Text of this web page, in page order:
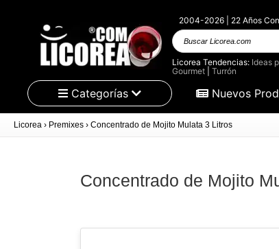
2004-2026 | 22 Años
Buscar
Licorea.com
Licorea Tendencias: Ideas
Gourmet| Turrón
Categorías Nuevos
Licorea › Premixes › Concentrado de Mojito Mulata 3 Litros
Concentrado de Mojito